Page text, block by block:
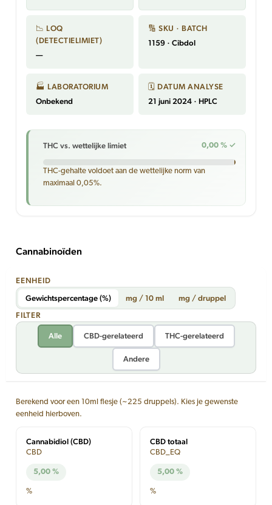
📉 LOQ
(DETECTIELIMIET)
—
🔢 SKU · BATCH
1159 · Cibdol
🏭 LABORATORIUM
Onbekend
🗓 DATUM ANALYSE
21 juni 2024 · HPLC
THC vs. wettelijke limiet 0,00 % ✓
THC-gehalte voldoet aan de wettelijke norm van
maximaal 0,05%.
Cannabinoïden
EENHEID
Gewichtspercentage (%)
mg / 10 ml
mg / druppel
FILTER
Alle CBD-gerelateerd THC-gerelateerd
Andere
Berekend voor een 10ml flesje (~225 druppels). Kies je gewenste
eenheid hierboven.
Cannabidiol (CBD)
CBD
5,00 %
%
CBD totaal
CBD_EQ
5,00 %
%